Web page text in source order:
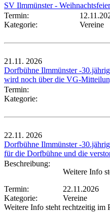
SV Ilmmünster - Weihnachtsfeier
Termin:
Kategorie:
Vereine
21.11. 2026
Dorfbühne Ilmmünster -
wird noch über die VG-
Termin:
Kategorie:
22.11. 2026
Dorfbühne Ilmmünster -
für die Dorfbühne und die
Beschreibung:
Weitere Info
Termin:
22.11.2026
Kategorie:
Vereine
Weitere Info steht rechtzeitig im